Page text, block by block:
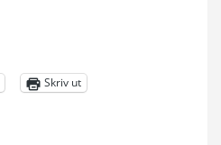
Skriv ut